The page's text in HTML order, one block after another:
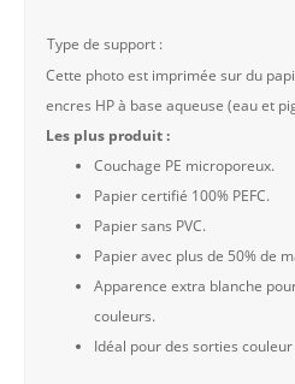
Type de support :
Cette photo est imprimée sur du
encres HP à base aqueuse (eau et
Les plus produit :
Couchage PE microporeux.
Papier certifié 100% PEFC.
Papier sans PVC.
Papier avec plus de 50% de
Apparence extra blanche
couleurs.
Idéal pour des sorties